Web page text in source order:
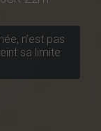
n’est pas
sa limite